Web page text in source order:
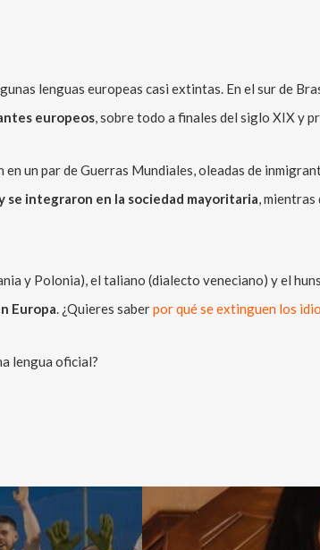
lenguas europeas casi extintas. En el sur de
europeos, sobre todo a finales del siglo XIX y
un par de Guerras Mundiales, oleadas de
se integraron en la sociedad mayoritaria,
y Polonia), el taliano (dialecto veneciano) y el
Europa. ¿Quieres saberpor qué se extinguen los
lengua oficial?